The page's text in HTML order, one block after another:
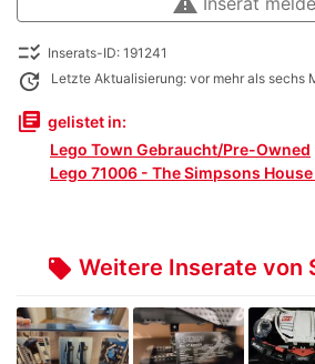
checklist_rtl Inserats-ID: 191241
update Letzte Aktualisierung: vor mehr als sechs
library_books gelistet in:
Lego Town Gebraucht/Pre-Owned
Lego 71006 - The Simpsons
local_offer Weitere Inserate von